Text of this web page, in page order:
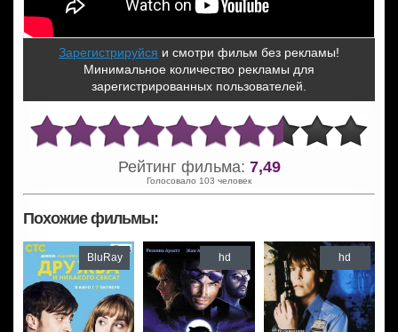
Зарегистрируйся и смотри фильм без рекламы!
Минимальное количество рекламы для
зарегистрированных пользователей.
Рейтинг фильма: 7,49
Голосовало 103 человек
Похожие фильмы:
BluRay hd hd